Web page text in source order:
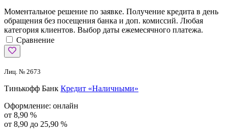
Моментальное решение по заявке. Получение кредита в день
обращения без посещения банка и доп. комиссий. Любая
категория клиентов. Выбор даты ежемесячного платежа.
Сравнение
Лиц. № 2673
Тинькофф Банк Кредит «Наличными»
Оформление: онлайн
от 8,90 %
от 8,90 до 25,90 %